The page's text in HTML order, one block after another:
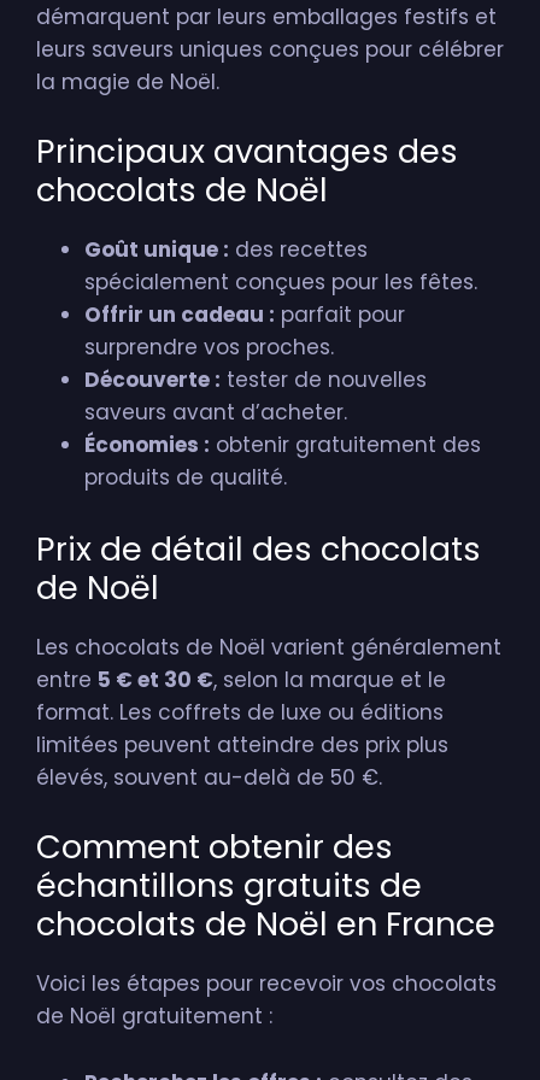
démarquent par leurs emballages festifs et
leurs saveurs uniques conçues pour célébrer
la magie de Noël.
Principaux avantages des
chocolats de Noël
Goût unique : des recettes
spécialement conçues pour les fêtes.
Offrir un cadeau : parfait pour
surprendre vos proches.
Découverte : tester de nouvelles
saveurs avant d’acheter.
Économies : obtenir gratuitement des
produits de qualité.
Prix de détail des chocolats
de Noël
Les chocolats de Noël varient généralement
entre 5 € et 30 €, selon la marque et le
format. Les coffrets de luxe ou éditions
limitées peuvent atteindre des prix plus
élevés, souvent au-delà de 50 €.
Comment obtenir des
échantillons gratuits de
chocolats de Noël en France
Voici les étapes pour recevoir vos chocolats
de Noël gratuitement :